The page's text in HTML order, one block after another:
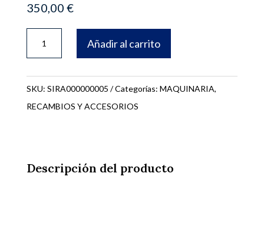
350,00 €
HORMIGONERA
BP200
Añadir al carrito
SKU: SIRA000000005 Categorías: MAQUINARIA,
RECAMBIOS Y ACCESORIOS
Descripción del producto